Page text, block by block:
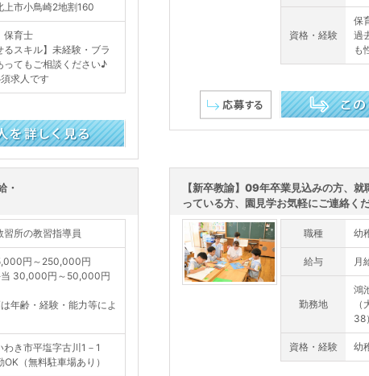
上市小鳥崎2地割160
保育士
るスキル】未経験・ブラ
ってもご相談ください♪
求人です
資格・経験
保
過
も
・
習所の教習指導員
円～250,000円
30,000円～50,000円
年齢・経験・能力等によ
わき市平塩字古川1－1
（無料駐車場あり）
【新卒教諭】09年卒業見込みの方、就
っている方、園見学お気軽にご連絡く
職種 幼
給与 月
勤務地
鴻
38）
資格・経験 幼